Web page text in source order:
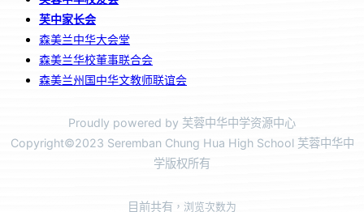
芙中家长会
森美兰中华大会堂
森美兰华校董事联合会
森美兰州国中华文教师联谊会
Proudly powered by 芙蓉中华中学资源中心
Copyright©2023 Seremban Chung Hua High School 芙蓉中华中
学版权所有
目前共有 ，浏览次数为